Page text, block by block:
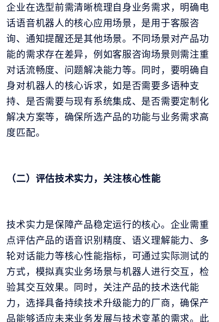
企业在选型前需清晰梳理自身业务需求，明确电
话语音机器人的核心应用场景，是用于客服咨
询、通知提醒还是其他场景。不同场景对产品功
能的需求存在差异，例如客服咨询场景则需注重
对话流畅度、问题解决能力等。同时，要明确自
身对机器人的核心诉求，如是否需要多语种支
持、是否需要与现有系统集成、是否需要定制化
解决方案等，确保所选产品的功能与业务需求高
度匹配。
（二）评估技术实力，关注核心性能
技术实力是保障产品稳定运行的核心。企业需重
点评估产品的语音识别精度、语义理解能力、多
轮对话能力等核心性能指标，可通过实际测试的
方式，模拟真实业务场景与机器人进行交互，检
验其交互效果。同时，关注产品的技术迭代能
力，选择具备持续技术升级能力的厂商，确保产
品能够适应未来业务发展与技术变革的需求。此